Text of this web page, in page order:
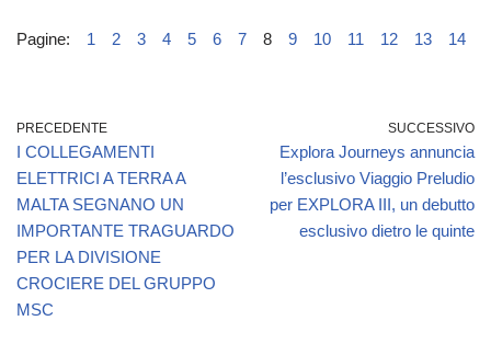
Pagine: 1 2 3 4 5 6 7 8 9 10 11 12 13 14
PRECEDENTE
I COLLEGAMENTI
ELETTRICI A TERRA A
MALTA SEGNANO UN
IMPORTANTE TRAGUARDO
PER LA DIVISIONE
CROCIERE DEL GRUPPO
MSC
SUCCESSIVO
Explora Journeys annuncia
l’esclusivo Viaggio Preludio
per EXPLORA III, un debutto
esclusivo dietro le quinte